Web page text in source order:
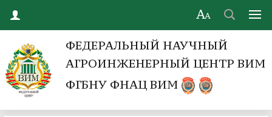
ФЕДЕРАЛЬНЫЙ НАУЧНЫЙ
АГРОИНЖЕНЕРНЫЙ ЦЕНТР ВИМ
ФГБНУ ФНАЦ ВИМ